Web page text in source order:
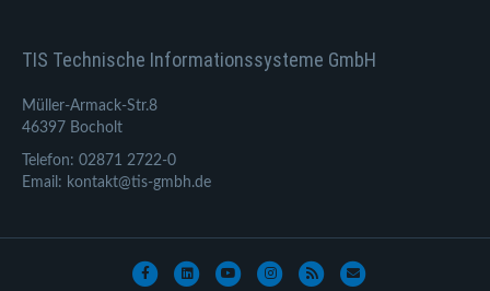
TIS Technische Informationssysteme GmbH
Müller-Armack-Str.8
46397 Bocholt
Telefon: 02871 2722-0
Email: kontakt@tis-gmbh.de
FacebookLinkedinYoutubeInstagram
Rss Email